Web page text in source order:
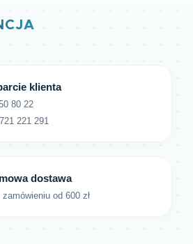
klienta
80 22
221 291
dostawa
zamówieniu od 600 zł